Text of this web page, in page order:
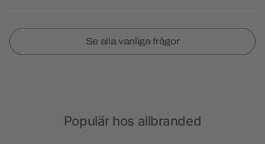
Se alla vanliga frågor
Populär hos allbranded